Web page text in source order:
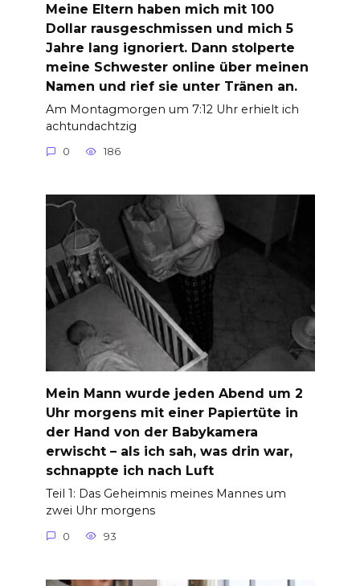
Meine Eltern haben mich mit 100
Dollar rausgeschmissen und mich 5
Jahre lang ignoriert. Dann stolperte
meine Schwester online über meinen
Namen und rief sie unter Tränen an.
Am Montagmorgen um 7:12 Uhr erhielt ich
achtundachtzig
0 186
Mein Mann wurde jeden Abend um 2
Uhr morgens mit einer Papiertüte in
der Hand von der Babykamera
erwischt – als ich sah, was drin war,
schnappte ich nach Luft
Teil 1: Das Geheimnis meines Mannes um
zwei Uhr morgens
0 93